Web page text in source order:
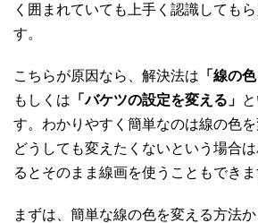
く囲まれていても上手く認識しても
す。
こちらが原因なら、解決法は 「線の
もしくは 「バケツの設定を変える」
す。わかりやすく簡単なのは線の色を
どうしても変えたくないという場合
るとそのまま線画を使うこともできま
まずは、簡単な線の色を変える方法